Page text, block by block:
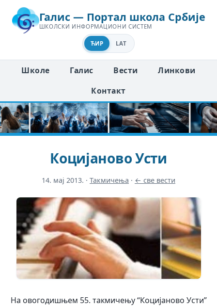
Галис — Портал школа Србије
ШКОЛСКИ ИНФОРМАЦИОНИ СИСТЕМ
ЋИР LAT
Школе Галис Вести
Линкови
Контакт
Коцијаново Усти
14. мај 2013. · Такмичења · ← све вести
На овогодишњем 55. такмичењу “Коцијаново Усти”